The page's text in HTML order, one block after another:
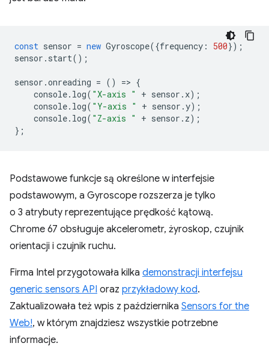
const sensor = new Gyroscope({frequency : 500});
sensor . start();
sensor .onreading = () => {
console. log( "X-axis " + sensor . x);
console. log( "Y-axis " + sensor .y);
console. log( "Z-axis " + sensor . z);
};
Podstawowe funkcje są określone w interfejsie
podstawowym, a Gyroscope rozszerza je tylko
o 3 atrybuty reprezentujące prędkość kątową.
Chrome 67 obsługuje akcelerometr, żyroskop, czujnik
orientacji i czujnik ruchu.
Firma Intel przygotowała kilka demonstracji interfejsu
generic sensors API oraz przykładowy kod.
Zaktualizowała też wpis z października Sensors for the
Web!, w którym znajdziesz wszystkie potrzebne
informacje.